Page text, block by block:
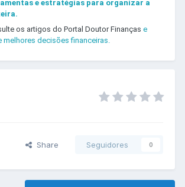
e estratégias para organizar a
os artigos do Portal Doutor Finanças e
melhores decisões financeiras.
Share Seguidores 0